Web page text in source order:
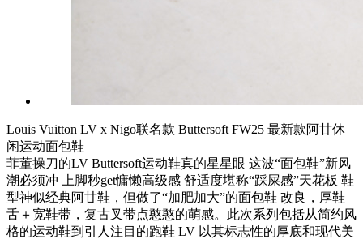
Louis Vuitton LV x Nigo联名款 Buttersoft FW25 最新款阿甘休
闲运动面包鞋
菲董操刀的LV Buttersoft运动鞋真的星星眼 这波“面包鞋”新风
潮必须冲 上脚秒get慵懒高级感 舒适度堪称“踩屎感”天花板 鞋
型神似经典阿甘鞋，但做了“加肥加大”的面包鞋 改良，厚鞋
舌＋宽鞋带，复古叉带点憨憨的萌感。此次系列包括从简约风
格的运动鞋到引人注目的跑鞋 LV 以其标志性的厚底和现代美